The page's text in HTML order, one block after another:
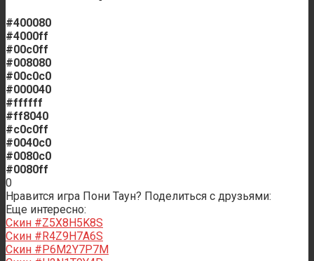
#400080
#4000ff
#00c0ff
#008080
#00c0c0
#000040
#ffffff
#ff8040
#c0c0ff
#0040c0
#0080c0
#0080ff
0
Нравится игра Пони Таун? Поделиться с друзьями:
Еще интересно:
Скин #Z5X8H5K8S
Скин #R4Z9H7A6S
Скин #P6M2Y7P7M